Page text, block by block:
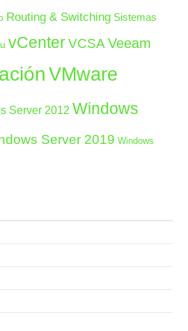
Routing & Switching Sistemas
vCenter VCSA Veeam
VMware
Server 2012 Windows
Server 2019 Windows